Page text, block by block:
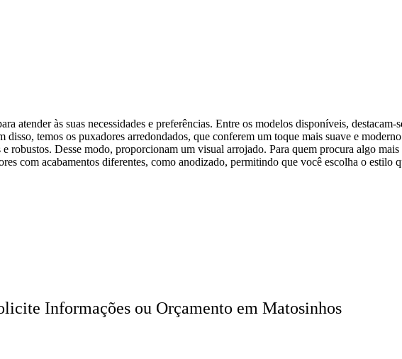
atender às suas necessidades e preferências. Entre os modelos disponíveis,
temos os puxadores arredondados, que conferem um toque mais suave e
robustos. Desse modo, proporcionam um visual arrojado. Para quem procura algo
com acabamentos diferentes, como anodizado, permitindo que você escolha o estilo
Informações ou Orçamento em Matosinhos